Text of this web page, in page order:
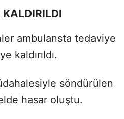
ambulansta tedaviye
kaldırıldı.
söndürülen
hasar oluştu.